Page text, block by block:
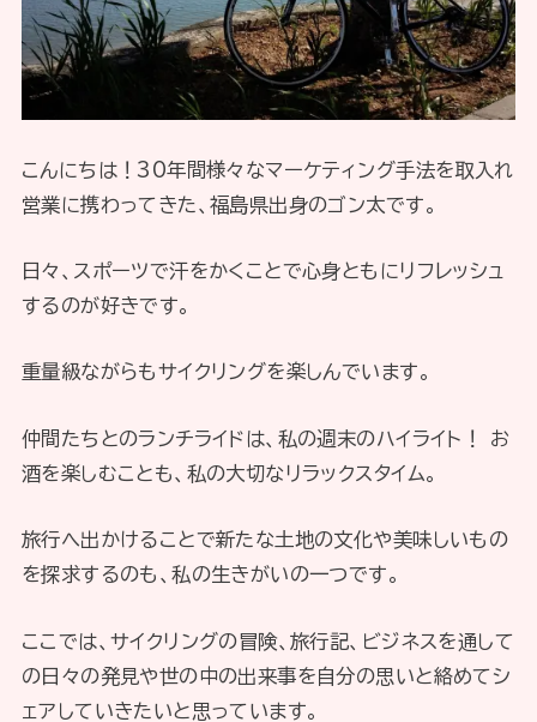
こんにちは！30年間様々なマーケティング手法を取入れ
営業に携わってきた、福島県出身のゴン太です。
日々、スポーツで汗をかくことで心身ともにリフレッシュ
するのが好きです。
重量級ながらもサイクリングを楽しんでいます。
仲間たちとのランチライドは、私の週末のハイライト！ お
酒を楽しむことも、私の大切なリラックスタイム。
旅行へ出かけることで新たな土地の文化や美味しいもの
を探求するのも、私の生きがいの一つです。
ここでは、サイクリングの冒険、旅行記、ビジネスを通して
の日々の発見や世の中の出来事を自分の思いと絡めてシ
ェアしていきたいと思っています。